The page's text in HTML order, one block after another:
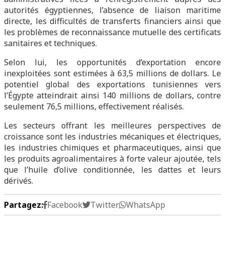
autorités égyptiennes, l’absence de liaison maritime
directe, les difficultés de transferts financiers ainsi que
les problèmes de reconnaissance mutuelle des certificats
sanitaires et techniques.
Selon lui, les opportunités d’exportation encore
inexploitées sont estimées à 63,5 millions de dollars. Le
potentiel global des exportations tunisiennes vers
l’Égypte atteindrait ainsi 140 millions de dollars, contre
seulement 76,5 millions, effectivement réalisés.
Les secteurs offrant les meilleures perspectives de
croissance sont les industries mécaniques et électriques,
les industries chimiques et pharmaceutiques, ainsi que
les produits agroalimentaires à forte valeur ajoutée, tels
que l’huile d’olive conditionnée, les dattes et leurs
dérivés.
Partagez: Facebook Twitter WhatsApp